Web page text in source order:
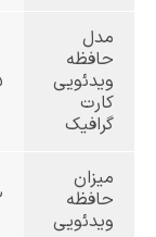
مدل
حافظه
ویدئویی
کارت
گرافیک
میزان
حافظه
ویدئویی
2